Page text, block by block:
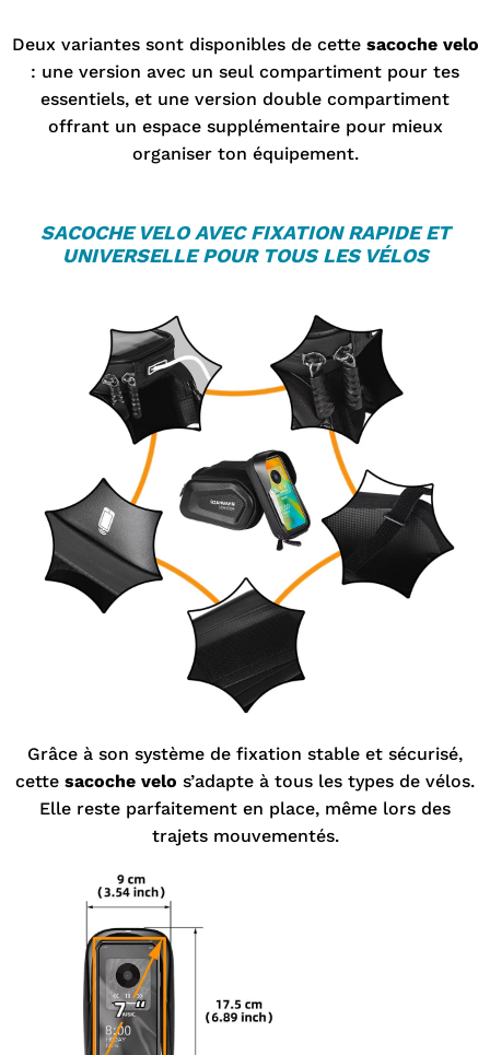
Deux variantes sont disponibles de cette sacoche velo
: une version avec un seul compartiment pour tes
essentiels, et une version double compartiment
offrant un espace supplémentaire pour mieux
organiser ton équipement.
SACOCHE VELOAVEC FIXATION RAPIDE ET
UNIVERSELLE POUR TOUS LES VÉLOS
Grâce à son système de fixation stable et sécurisé,
cette sacoche velo s’adapte à tous les types de vélos.
Elle reste parfaitement en place, même lors des
trajets mouvementés.